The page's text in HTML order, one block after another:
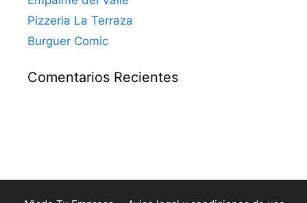
Pizzeria La Terraza
Burguer Comic
Comentarios Recientes